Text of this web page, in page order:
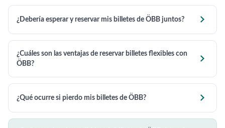
¿Debería esperar y reservar mis billetes de ÖBB juntos? 
¿Cuáles son las ventajas de reservar billetes flexibles con
ÖBB?

¿Qué ocurre si pierdo mis billetes de ÖBB? 